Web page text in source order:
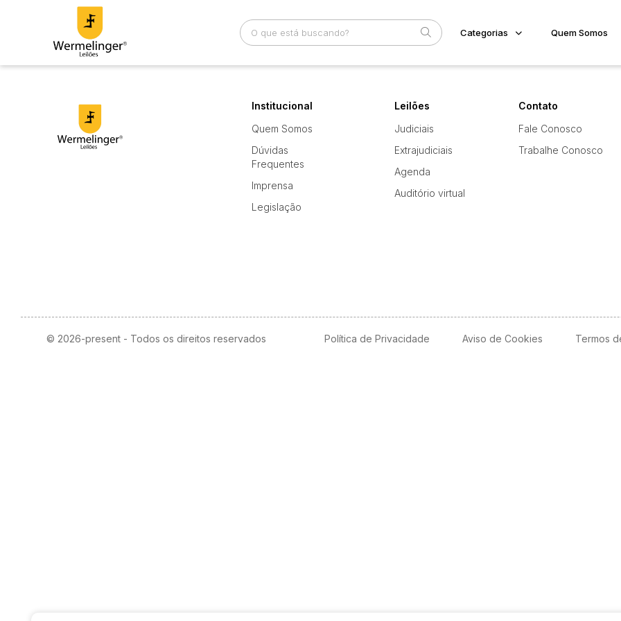
Bairro Comitente
Categorias Quem Somos
Fale Conosco
Institucional
Quem Somos
Dúvidas
Frequentes
Imprensa
Legislação
Leilões
Judiciais
Extrajudiciais
Agenda
Auditório virtual
Contato
Fale Conosco
Trabalhe Conosco
© 2026-present - Todos os direitos reservados Política de Privacidade Aviso de Cookies Termos